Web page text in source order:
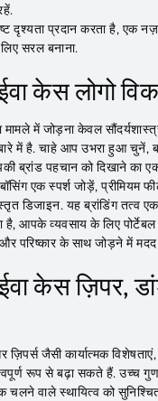
दृश्यता प्रदान करता है, एक
सरल बनाना.
केस लोगो
में जोड़ना केवल
में है. चाहे आप उभरा हुआ चुनें,
ब्रांड पहचान को दिखाने का
एक स्पर्श जोड़ें, प्रीमियम
डिजाइन. यह ब्रांडिंग तत्व
आपके व्यवसाय के लिए पोर्टेबल
और परिष्कार के साथ जोड़ने में
केस ज़िपर,
ज़िपर्स जैसी कार्यात्मक
रूप से बढ़ा सकते हैं. उच्च
वाले स्थायित्व को